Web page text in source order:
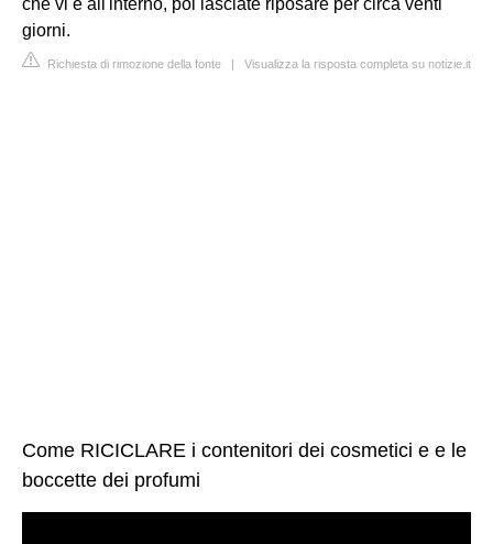
che vi è all'interno, poi lasciate riposare per circa venti
giorni.
Richiesta di rimozione della fonte | Visualizza la risposta completa su notizie.it
Come RICICLARE i contenitori dei cosmetici e e le
boccette dei profumi